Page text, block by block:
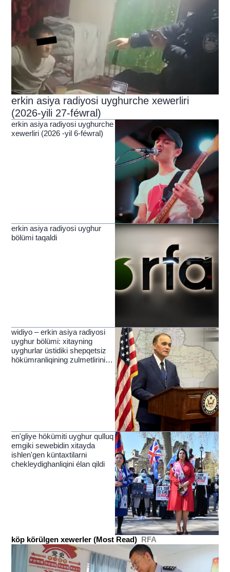
erkin asiya radiyosi uyghurche xewerliri
(2026-yili 27-féwral)
erkin asiya radiyosi uyghurche
xewerliri (2026 -yil 6-féwral)
erkin asiya radiyosi uyghur
bölümi taqaldi
widiyo – erkin asiya radiyosi
uyghur bölümi: xitayning
uyghurlar üstidiki shepqetsiz
hökümranliqining zulmetlirini
en'gliye hökümiti uyghur qulluq
emgiki sewebidin xitayda
ishlen'gen küntaxtilarni
chekleydighanliqini élan qildi
köp körülgen xewerler (Most Read) RFA